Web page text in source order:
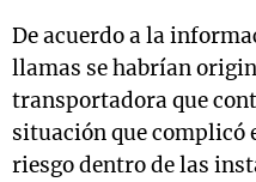
De acuerdo a la
llamas se habrían
transportadora que
situación que complicó
riesgo dentro de las